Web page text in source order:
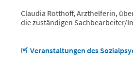
Claudia Rotthoff, Arzthelferin,
die zuständigen Sachbearbeiter/
Veranstaltungen des